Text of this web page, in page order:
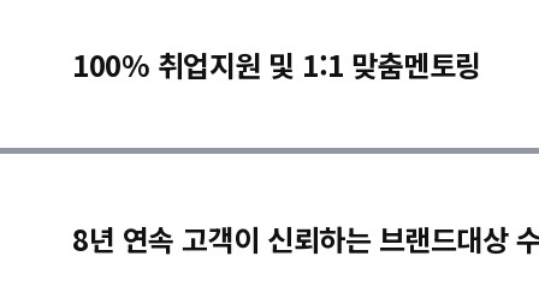
100% 취업지원 및 1:1 맞춤멘토링
8년 연속 고객이 신뢰하는 브랜드대상